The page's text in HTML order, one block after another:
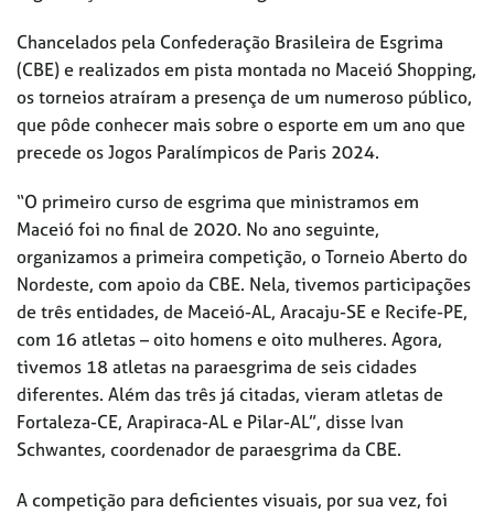
Chancelados pela Confederação Brasileira de Esgrima
(CBE) e realizados em pista montada no Maceió Shopping,
os torneios atraíram a presença de um numeroso público,
que pôde conhecer mais sobre o esporte em um ano que
precede os Jogos Paralímpicos de Paris 2024.
“O primeiro curso de esgrima que ministramos em
Maceió foi no final de 2020. No ano seguinte,
organizamos a primeira competição, o Torneio Aberto do
Nordeste, com apoio da CBE. Nela, tivemos participações
de três entidades, de Maceió-AL, Aracaju-SE e Recife-PE,
com 16 atletas – oito homens e oito mulheres. Agora,
tivemos 18 atletas na paraesgrima de seis cidades
diferentes. Além das três já citadas, vieram atletas de
Fortaleza-CE, Arapiraca-AL e Pilar-AL”, disse Ivan
Schwantes, coordenador de paraesgrima da CBE.
A competição para deficientes visuais, por sua vez, foi